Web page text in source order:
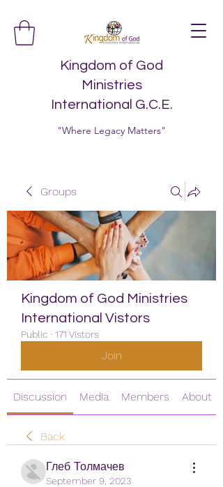
Kingdom of God
Ministries
International G.C.E.
"Where Legacy Matters"
Groups
Kingdom of God Ministries
International Vistors
Public · 171 Vistors
Join
Discussion Media Members About
Back
Глеб Толмачев
September 9, 2023